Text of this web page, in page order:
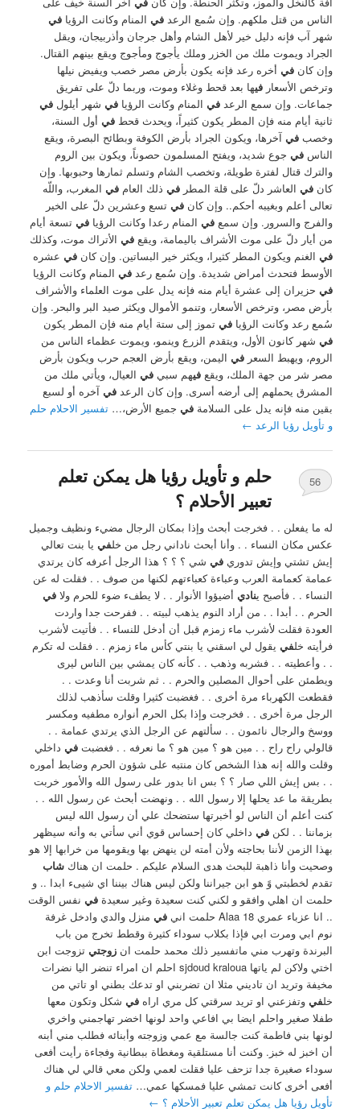
الناس من قتل ملكهم. وإن سُمع الرعدفي المنام وكانت الرؤيافي
شهر آب فإنه دليل خير لأهل الشام وأهل جرجان وأذربيجان، ويقل
الجراد ويموت ملك من الخزر وملك يأجوج ومأجوج ويقع بينهم القتال.
وإن كانفي أخره رعد فإنه يكون بأرض مصر خصب ويفيض نيلها
وترخص الأسعارفيها بعد قحط وغلاء وموت، وربما دلّ على تفريق
جماعات. وإن سمع الرعدفي المنام وكانت الرؤيافي شهر أيلولفي
ثانية أيام منه فإن المطر يكون كثيراً، ويحدث قحطفي أول السنة،
وخصبفي آخرها، ويكون الجراد بأرض الكوفة وبطائح البصرة، ويقع
الناسفي جوع شديد، ويفتح المسلمون حصوناً، ويكون بين الروم
والترك قتال لفترة طويلة، وتخصب الشام وتسلم ثمارها وحبوبها. وإن
كانفي العاشر دلّ على قلة المطرفي ذلك العامفي المغرب، واللّه
تعالى أعلم وبغيبه أحكم.. وإن كانفي تسع وعشرين دلّ على الخير
والفرج والسرور. وإن سمعفي المنام رعدا وكانت الرؤيافي تسعة أيام
من أيار دلّ على موت الأشراف باليمامة، ويقعفي الأتراك موت، وكذلك
في الغنم ويكون المطر كثيرا، ويكثر خير البساتين. وإن كانفي عشره
الأوسط فتحدث أمراض شديدة. وإن سُمع رعدفي المنام وكانت الرؤيا
في حزيران إلى عشرة أيام منه فإنه يدل على موت العلماء والأشراف
بأرض مصر، وترخص الأسعار، وتنمو الأموال ويكثر صيد البر والبحر. وإن
سُمع رعد وكانت الرؤيافي تموز إلى ستة أيام منه فإن المطر يكون
في شهر كانون الأول، ويتقدم الزرع وينمو، ويموت عظماء الناس من
الروم، ويهبط السعرفي اليمن، ويقع بأرض العجم حرب ويكون بأرض
مصر شر من جهة الملك، ويقعفيهم سبيفي العيال، ويأتي ملك من
المشرق يحملهم إلى أرضه أسرى. وإن كان الرعدفي آخره أو لسبع
بقين منه فإنه يدل على السلامةفي جميع الأرض،…تفسير الاحلام حلم
و تأويل رؤيا الرعد ←
حلم و تأويل رؤيا هل يمكن تعلم
تعبير الأحلام ؟
56
له ما يفعلن . . فخرجت أبحث وإذا بمكان الرجال مضيء ونظيف وجميل
عكس مكان النساء . . وأنا أبحث ناداني رجل من خلفي يا بنت تعالي
إيش تشتي وإيش تدوريفي شي ؟ ؟ ؟ هذا الرجل أعرفه كان يرتدي
عمامة كعمامة العرب وعباءة كعباءتهم لكنها من صوف . . فقلت له عن
النساء . . فأصبح ينادي أضيؤوا الأنوار . . لا يطفء ضوء للحرم ولافي
الحرم . . أبدا . . من أراد النوم يذهب لبيته . . ففرحت جدا واردت
العودة فقلت لأشرب ماء زمزم قبل أن أدخل للنساء . . فأتيت لأشرب
فرأيته خلفي يقول لي اسقني يا بنتي كأس ماء زمزم . . فقلت له تكرم
. . وأعطيته . . فشربه وذهب . . كأنه كان يمشي بين الناس ليرى
ويطمئن على أحوال المصلين والحرم . . ثم شربت أنا وعدت . .
فقطعت الكهرباء مرة أخرى . . فغضبت كثيرا وقلت سأذهب لذلك
الرجل مرة أخرى . . فخرجت وإذا بكل الحرم أنواره مطفيه ومكسر
ووسخ والرجال نائمون . . سألتهم عن الرجل الذي يرتدي عمامة . .
قالولي راح راح . . مين هو ؟ مين هو ؟ ما نعرفه . . فغضبتفي داخلي
وقلت والله إنه هذا الشخص كان منتبه على شؤون الحرم وضابط أموره
. . بس إيش اللي صار ؟ ؟ بس انا بدور على رسول الله والأمور خربت
بطريقة ما عد يحلها إلا رسول الله . . ونهضت أبحث عن رسول الله . .
كنت أعلم أن الناس لو أخبرتها ستضحك علي أن رسول الله ليس
بزماننا . . لكنفي داخلي كان إحساس قوي أني سأتي به وأنه سيظهر
بهذا الزمن لأننا بحاجته ولأن أمته لن ينهض بها ويقومها من خرابها إلا هو
وصحيت وأنا ذاهبة للبحث هدى السلام عليكم . حلمت ان هناكشاب
تقدم لخطبتي وً هو ابن جيراننا ولكن ليس هناك بيننا اي شيىء ابدا .. و
حلمت ان اهلي وافقو و لكني كنت سعيدة وغير سعيدةفي نفس الوقت
.. انا عزباء عمري 18 Alaa حلمت اني
في منزل والدي وادخل غرفة
نوم ابي ومرت ابي فإذا بكلاب سوداء كثيرة وقطط تخرج من باب
البرندة وتهرب مني ماتفسير ذلك محمد حلمت انزوجتي تزوجت ابن
اختي ولاكن لم ياتها sjdoud kraloua احلم ان امراء تنضر اليا نضرات
مخيفة وتريد ان تاديني مثلا ان تضربني او تدعك بطني او تاتي من
خلفي وتفزعني او تريد سرقتي كل مري اراهفي شكل وتكون معها
طفلا صغير واحلم ايضا بي افاعي واحد لونها اخضر تهاجمني واخري
لونها بني فاطمة كنت جالسة مع عمي وزوجته وأبنائه فطلب مني أبنه
أن اخبز له خبز. وكنت أنا مستلقية ومغطاة ببطانية وفجاءة رأيت أفعى
سوداء صغيرة جدا تزحف عليا فقلت لعمي ولكن معي قالي لي هناك
أفعى أخرى كانت تمشي عليا فمسكها عمي…تفسير الاحلام حلم و
تأويل رؤيا هل يمكن تعلم تعبير الأحلام ؟ ←